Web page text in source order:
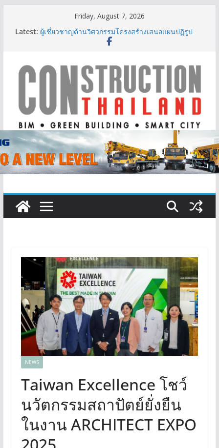
Friday, August 7, 2026
Latest:
IHG Hotels & Resorts เปิดตัว ฮอลิเดย์ อินน์ เอ็กซ์เพรส
อ่าวนางแห่งแรกในกระบี่
ผู้เชี่ยวชาญด้านวิศวกรรมโครงสร้างเสนอแผนปฏิรูป
TITLE เผยรายได้ครึ่งปีแรก’69 มากกว่า 2,000 ล้านบาท
เติบโต 377% ชี้ดีมานด์ภูเก็ตยังแกร่ง
BCT Expo 2026 ชูแนวคิด “Empowering Net Zero in
Construction & Mining” ขับเคลื่อนอุตสาหกรรม
ก่อสร้างและเหมืองแร่สู่สังคมคาร์บอนต่ำอย่างยั่งยืน
เดินหน้าสร้างการเติบโตอย่างยั่งยืน
NEWS
Taiwan Excellence โชว์
นวัตกรรมสถาปัตย์ยั่งยืน
ในงาน ARCHITECT EXPO